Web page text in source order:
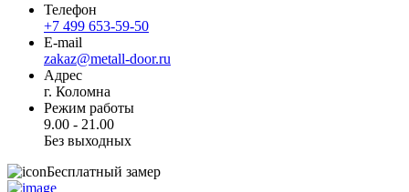
Телефон
+7 499 653-59-50
E-mail
zakaz@metall-door.ru
Адрес
г. Коломна
Режим работы
9.00 - 21.00
Без выходных
Бесплатный замер